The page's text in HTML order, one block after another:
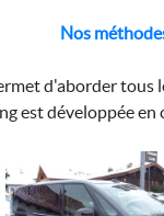
Nos
d'aborder tous
est développée